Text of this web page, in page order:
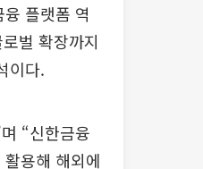
플랫폼 역
벌 확장까지
이다.
“신한금융
용해 해외에